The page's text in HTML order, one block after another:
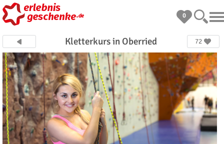
0
Kletterkurs in Oberried 72